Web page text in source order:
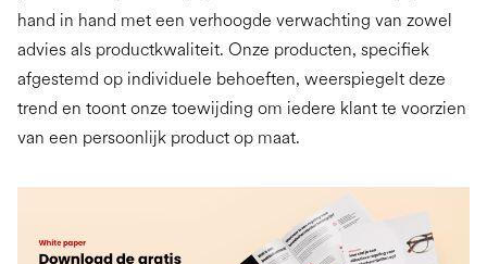
hand in hand met een verhoogde verwachting van zowel
advies als productkwaliteit. Onze producten, specifiek
afgestemd op individuele behoeften, weerspiegelt deze
trend en toont onze toewijding om iedere klant te voorzien
van een persoonlijk product op maat.